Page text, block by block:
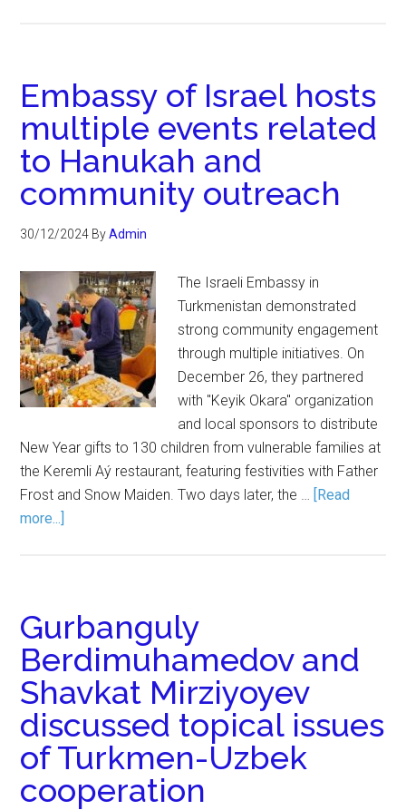
Embassy of Israel hosts
multiple events related
to Hanukah and
community outreach
30/12/2024 ByAdmin
The Israeli Embassy in
Turkmenistan demonstrated
strong community engagement
through multiple initiatives. On
December 26, they partnered
with "Keyik Okara" organization
and local sponsors to distribute
New Year gifts to 130 children from vulnerable families at
the Keremli Aý restaurant, featuring festivities with Father
Frost and Snow Maiden. Two days later, the … [Read
more...]
Gurbanguly
Berdimuhamedov and
Shavkat Mirziyoyev
discussed topical issues
of Turkmen-Uzbek
cooperation